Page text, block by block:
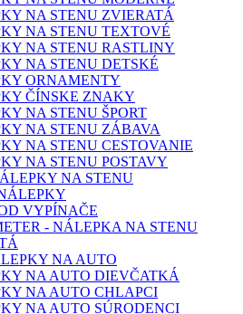
NA STENU ZVIERATÁ
NA STENU TEXTOVÉ
NA STENU RASTLINY
NA STENU DETSKÉ
ORNAMENTY
ČÍNSKE ZNAKY
NA STENU ŠPORT
NA STENU ZÁBAVA
NA STENU CESTOVANIE
NA STENU POSTAVY
NA STENU
VYPÍNAČE
- NÁLEPKA NA STENU
NA AUTO
NA AUTO DIEVČATKÁ
NA AUTO CHLAPCI
NA AUTO SÚRODENCI